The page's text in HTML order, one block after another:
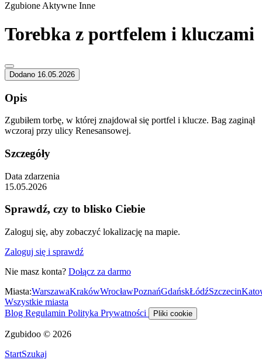
Zgubione Aktywne Inne
Torebka z portfelem i kluczami
Dodano 16.05.2026
Opis
Zgubiłem torbę, w której znajdował się portfel i klucze. Bag zaginął
wczoraj przy ulicy Renesansowej.
Szczegóły
Data zdarzenia
15.05.2026
Sprawdź, czy to blisko Ciebie
Zaloguj się, aby zobaczyć lokalizację na mapie.
Zaloguj się i sprawdź
Nie masz konta? Dołącz za darmo
Miasta:WarszawaKrakówWrocławPoznańGdańskŁódźSzczecin
Wszystkie miasta
Blog Regulamin Polityka Prywatności Pliki cookie
Zgubidoo © 2026
StartSzukaj